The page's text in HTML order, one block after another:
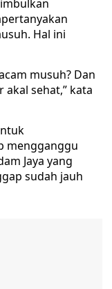
Hal ini
musuh? Dan
sehat,” kata
mengganggu
Jaya yang
sudah jauh